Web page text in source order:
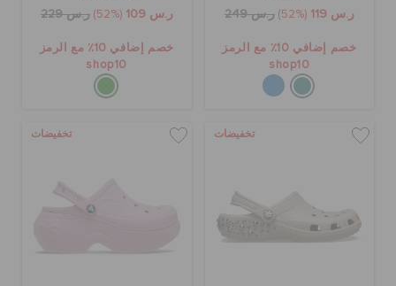
ر.س 119 (52%) ر.س 249
خصم إضافي 10٪ مع الرمز
shop10
ر.س 109 (52%) ر.س 229
خصم إضافي 10٪ مع الرمز
shop10
تخفيضات تخفيضات